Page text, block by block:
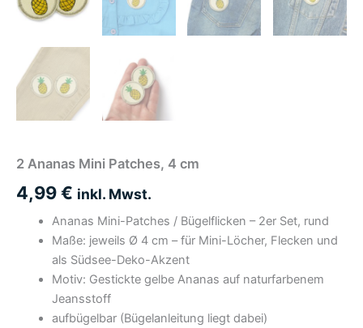
2 Ananas Mini Patches, 4 cm
4,99€ inkl. Mwst.
Ananas Mini-Patches / Bügelflicken – 2er Set, rund
Maße: jeweils Ø 4 cm – für Mini-Löcher, Flecken und
als Südsee-Deko-Akzent
Motiv: Gestickte gelbe Ananas auf naturfarbenem
Jeansstoff
aufbügelbar (Bügelanleitung liegt dabei)